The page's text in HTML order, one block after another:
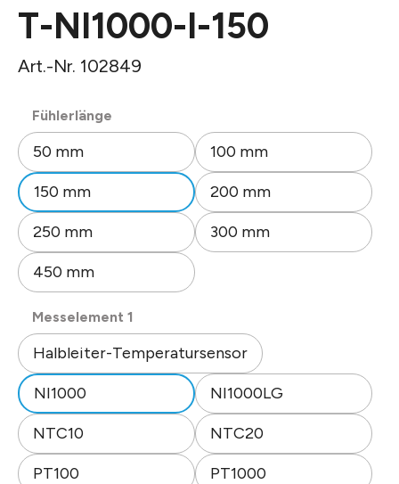
T-NI1000-I-150
Art.-Nr. 102849
Fühlerlänge
50 mm
100 mm
150 mm 200 mm
250 mm 300 mm
450 mm
Messelement 1
Halbleiter-Temperatursensor
NI1000 NI1000LG
NTC10 NTC20
PT100 PT1000